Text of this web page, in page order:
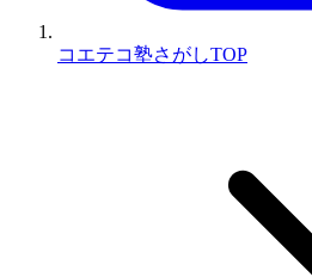
コエテコ塾さがしTOP